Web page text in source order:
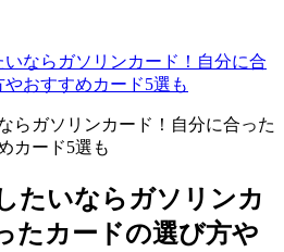
ならガソリンカード！自分に合
おすすめカード5選も
たいならガソリンカ
たカードの選び方や